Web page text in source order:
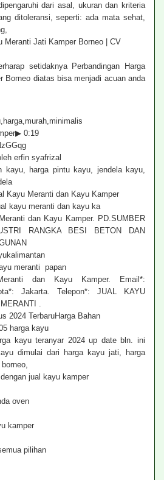
dari asal, ukuran dan kriteria
ditoleransi, seperti: ada mata sehat,
Meranti Jati Kamper Borneo | CV
setidaknya Perbandingan Harga
Borneo diatas bisa menjadi acuan anda
0:19
erfin syafrizal
kayu, harga pintu kayu, jendela kayu,
Kayu Meranti dan Kayu Kamper
kayu meranti dan kayu ka
dan Kayu Kamper. PD.SUMBER
RANGKA BESI BETON DAN
meranti papan
dan Kayu Kamper. Email*:
Jakarta. Telepon*: JUAL KAYU
.
2024 TerbaruHarga Bahan
harga kayu
kayu teranyar 2024 up date bln. ini
dimulai dari harga kayu jati, harga
jual kayu kamper
oven
kamper
pilihan